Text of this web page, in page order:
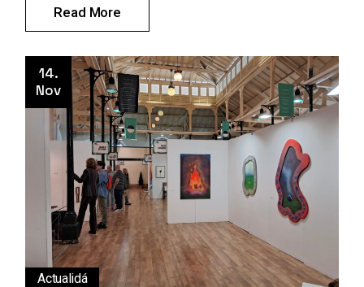
Read More
14.
Nov
Actualidá